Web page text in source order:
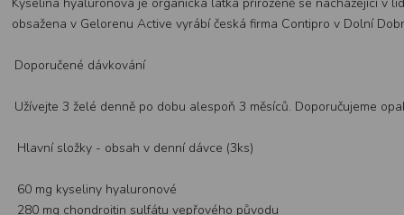
obsažena v Gelorenu Active vyrábí česká firma Contipro v Dolní
Doporučené dávkování
Užívejte 3 želé denně po dobu alespoň 3 měsíců. Doporučujeme
Hlavní složky - obsah v denní dávce (3ks)
60 mg kyseliny hyaluronové
280 mg chondroitin sulfátu vepřového původu